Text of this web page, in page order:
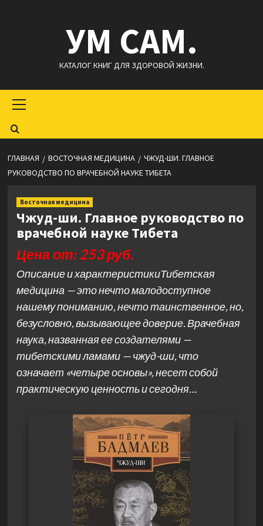
УМ САМ.
КАТАЛОГ КНИГ ДЛЯ ЗДОРОВОЙ ЖИЗНИ.
меню
ГЛАВНАЯ ВОСТОЧНАЯ МЕДИЦИНА
ЧЖУД-ШИ. ГЛАВНОЕ
РУКОВОДСТВО ПО ВРАЧЕБНОЙ НАУКЕ ТИБЕТА
Восточная медицина
Чжуд-ши. Главное руководство по
врачебной науке Тибета
Цена от: 253 руб.
Описание и характеристикиТибетская
медицина — это нечто малодоступное
нашему пониманию, нечто таинственное, но,
безусловно, вызывающее доверие. Врачебная
наука, названная ее создателями —
тибетскими ламами — чжуд-ши, что
означает «четыре основы», несет собой
практическую ценность и сегодня…